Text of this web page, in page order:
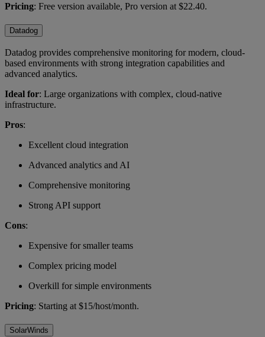
Pricing: Free version available, Pro version at $22.40.
Datadog
Datadog provides comprehensive monitoring for modern, cloud-
based environments with strong integration capabilities and
advanced analytics.
Ideal for: Large organizations with complex, cloud-native
infrastructure.
Pros:
Excellent cloud integration
Advanced analytics and AI
Comprehensive monitoring
Strong API support
Cons:
Expensive for smaller teams
Complex pricing model
Overkill for simple environments
Pricing: Starting at $15/host/month.
SolarWinds